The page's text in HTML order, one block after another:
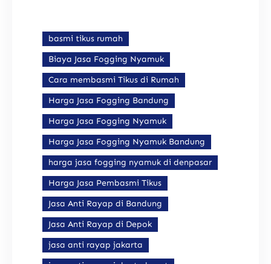
basmi tikus rumah
Biaya Jasa Fogging Nyamuk
Cara membasmi Tikus di Rumah
Harga Jasa Fogging Bandung
Harga Jasa Fogging Nyamuk
Harga Jasa Fogging Nyamuk Bandung
harga jasa fogging nyamuk di denpasar
Harga Jasa Pembasmi Tikus
Jasa Anti Rayap di Bandung
Jasa Anti Rayap di Depok
jasa anti rayap jakarta